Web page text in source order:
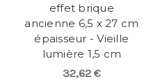
effet brique
ancienne 6,5 x 27 cm
épaisseur - Vieille
lumière 1,5 cm
32,62 €